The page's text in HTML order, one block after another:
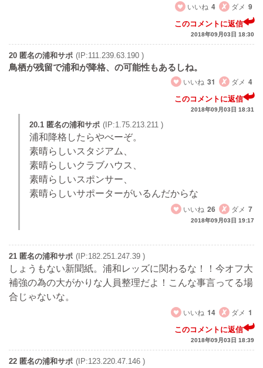
いいね 4 ダメ 9
このコメントに返信
2018年09月03日 18:30
20 匿名の浦和サポ (IP:111.239.63.190 )
鳥栖が残留で浦和が降格、の可能性もあるしね。
いいね 31 ダメ 4
このコメントに返信
2018年09月03日 18:31
20.1 匿名の浦和サポ (IP:1.75.213.211 )
浦和降格したらやべーぞ。
素晴らしいスタジアム、
素晴らしいクラブハウス、
素晴らしいスポンサー、
素晴らしいサポーターがいるんだからな
いいね 26 ダメ 7
2018年09月03日 19:17
21 匿名の浦和サポ (IP:182.251.247.39 )
しょうもない新聞紙。浦和レッズに関わるな！！今オフ大
補強の為の大がかりな人員整理だよ！こんな事言ってる場
合じゃないな。
いいね 14 ダメ 1
このコメントに返信
2018年09月03日 18:39
22 匿名の浦和サポ (IP:123.220.47.146 )